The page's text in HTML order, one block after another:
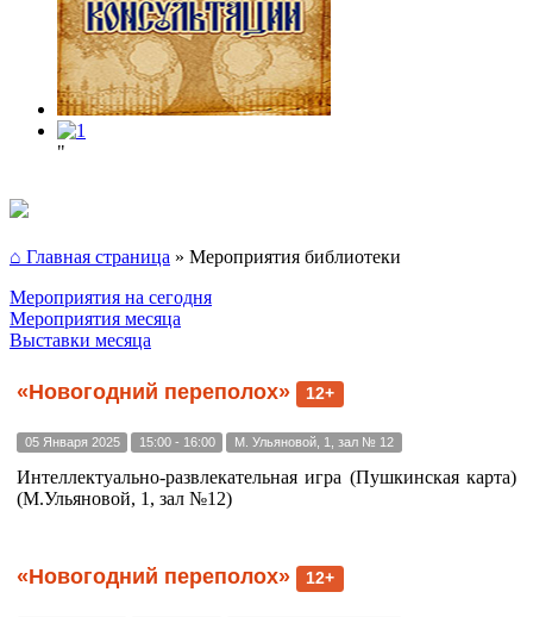
"
⌂ Главная страница » Мероприятия библиотеки
Мероприятия на сегодня
Мероприятия месяца
Выставки месяца
«Новогодний переполох» 12+
05 Января 2025 15:00 - 16:00 М. Ульяновой, 1, зал № 12
Интеллектуально-развлекательная игра (Пушкинская карта)
(М.Ульяновой, 1, зал №12)
«Новогодний переполох» 12+